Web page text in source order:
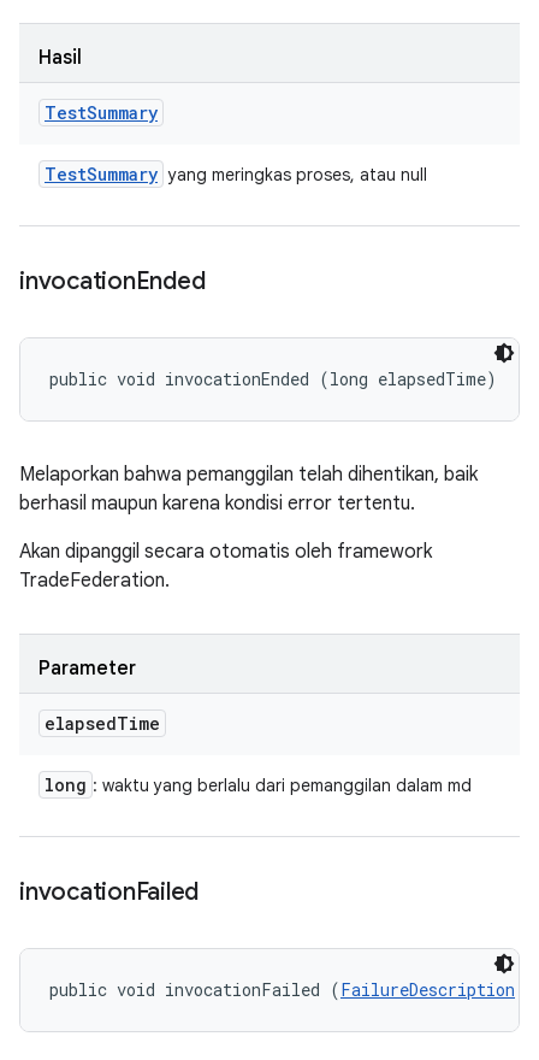
Hasil
TestSummary
TestSummary yang meringkas proses, atau null
invocationEnded
public void invocationEnded (long elapsedTime)
Melaporkan bahwa pemanggilan telah dihentikan, baik
berhasil maupun karena kondisi error tertentu.
Akan dipanggil secara otomatis oleh framework
TradeFederation.
Parameter
elapsedTime
long : waktu yang berlalu dari pemanggilan dalam md
invocationFailed
public void invocationFailed (FailureDescription